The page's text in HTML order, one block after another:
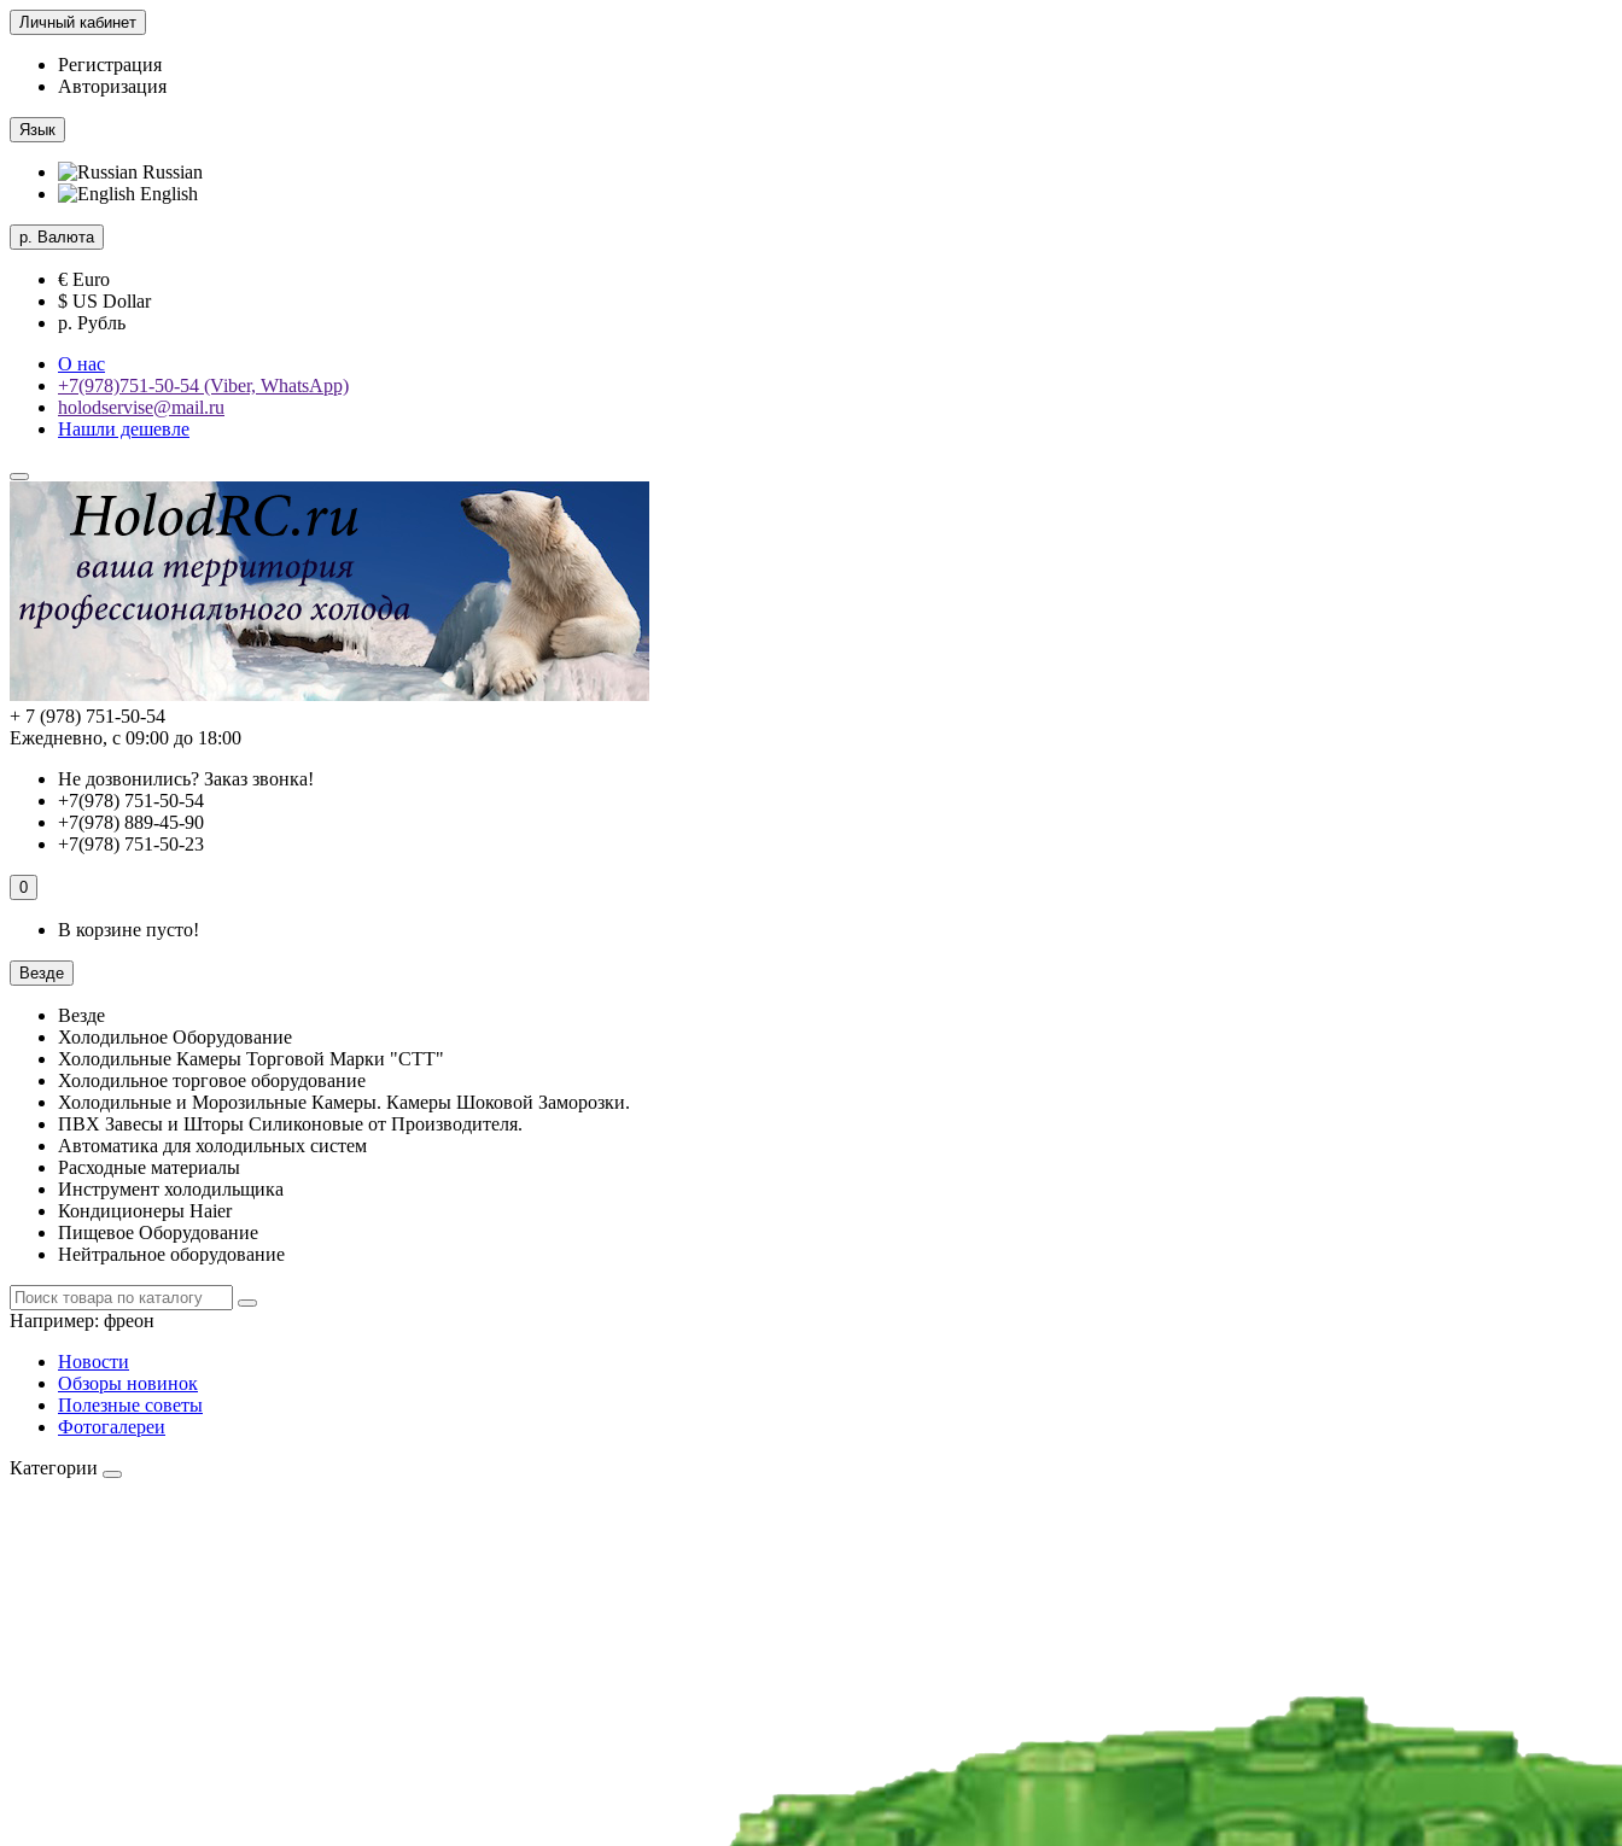
Личный кабинет
Регистрация
Авторизация
Язык
Russian
English
р. Валюта
€ Euro
$ US Dollar
р. Рубль
О нас
+7(978)751-50-54 (Viber, WhatsApp)
holodservise@mail.ru
Нашли дешевле
+ 7 (978) 751-50-54
Ежедневно, с 09:00 до 18:00
Не дозвонились? Заказ звонка!
+7(978) 751-50-54
+7(978) 889-45-90
+7(978) 751-50-23
0
В корзине пусто!
Везде
Везде
Холодильное Оборудование
Холодильные Камеры Торговой Марки "СТТ"
Холодильное торговое оборудование
Холодильные и Морозильные Камеры. Камеры Шоковой Заморозки.
ПВХ Завесы и Шторы Силиконовые от Производителя.
Автоматика для холодильных систем
Расходные материалы
Инструмент холодильщика
Кондиционеры Haier
Пищевое Оборудование
Нейтральное оборудование
Например: фреон
Новости
Обзоры новинок
Полезные советы
Фотогалереи
Категории